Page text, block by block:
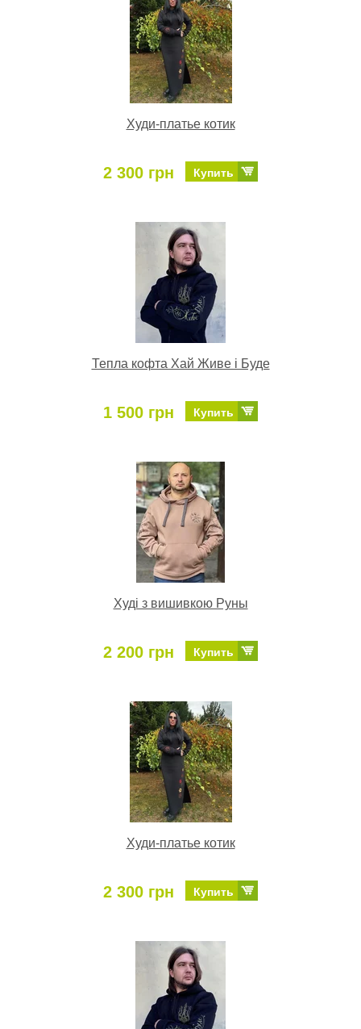
Худи-платье котик
2 300 грн Купить
Тепла кофта Хай Живе і Буде
1 500 грн Купить
Худі з вишивкою Руны
2 200 грн Купить
Худи-платье котик
2 300 грн Купить